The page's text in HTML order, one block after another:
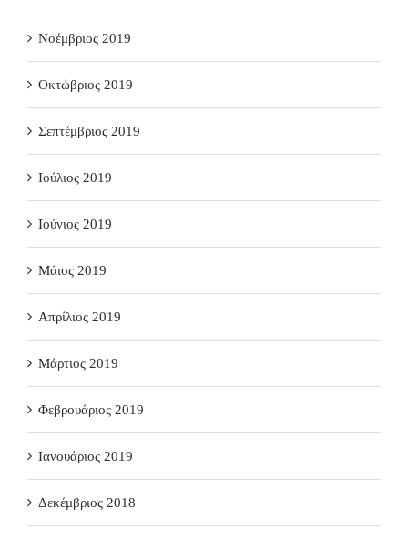
Νοέμβριος 2019
Οκτώβριος 2019
Σεπτέμβριος 2019
Ιούλιος 2019
Ιούνιος 2019
Μάιος 2019
Απρίλιος 2019
Μάρτιος 2019
Φεβρουάριος 2019
Ιανουάριος 2019
Δεκέμβριος 2018